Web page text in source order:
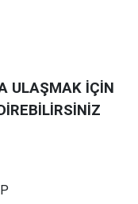
ULAŞMAK İÇİN